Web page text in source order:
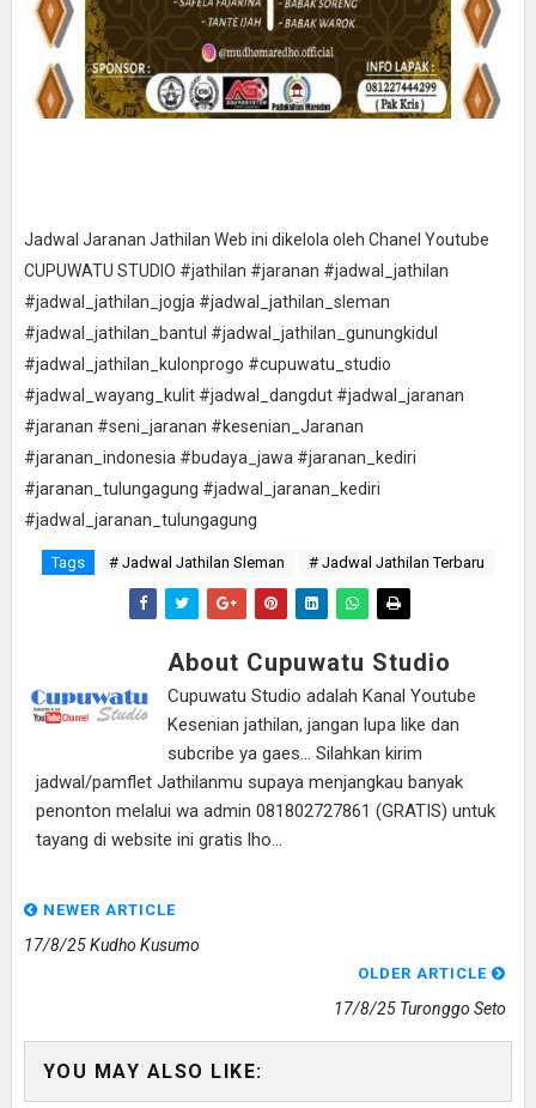
Jadwal Jaranan Jathilan Web ini dikelola oleh Chanel Youtube
CUPUWATU STUDIO #jathilan #jaranan #jadwal_jathilan
#jadwal_jathilan_jogja #jadwal_jathilan_sleman
#jadwal_jathilan_bantul #jadwal_jathilan_gunungkidul
#jadwal_jathilan_kulonprogo #cupuwatu_studio
#jadwal_wayang_kulit #jadwal_dangdut #jadwal_jaranan
#jaranan #seni_jaranan #kesenian_Jaranan
#jaranan_indonesia #budaya_jawa #jaranan_kediri
#jaranan_tulungagung #jadwal_jaranan_kediri
#jadwal_jaranan_tulungagung
Tags # Jadwal Jathilan Sleman # Jadwal Jathilan Terbaru
About Cupuwatu Studio
Cupuwatu Studio adalah Kanal Youtube
Kesenian jathilan, jangan lupa like dan
subcribe ya gaes... Silahkan kirim
jadwal/pamflet Jathilanmu supaya menjangkau banyak
penonton melalui wa admin 081802727861 (GRATIS) untuk
tayang di website ini gratis lho...
NEWER ARTICLE
17/8/25 Kudho Kusumo
OLDER ARTICLE
17/8/25 Turonggo Seto
YOU MAY ALSO LIKE: